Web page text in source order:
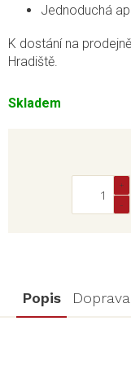
Skladem
Jednoduchá
K dostání na
Hradiště.
Popis Doprava